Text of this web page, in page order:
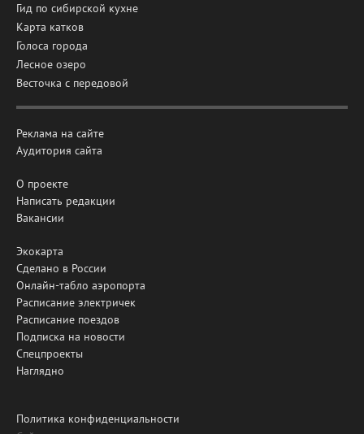
Гид по сибирской кухне
Карта катков
Голоса города
Лесное озеро
Весточка с передовой
Реклама на сайте
Аудитория сайта
О проекте
Написать редакции
Вакансии
Экокарта
Сделано в России
Онлайн-табло аэропорта
Расписание электричек
Расписание поездов
Подписка на новости
Спецпроекты
Наглядно
Политика конфиденциальности